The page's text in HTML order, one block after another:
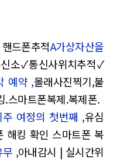
드폰추적A가상자산을
소✓통신사위치추적✓
예약 ,몰래사진찍기,불
.스마트폰복제.복제폰.
주 여정의 첫번째 ,유심
해킹 확인 스마트폰 복
무 ,아내감시 | 실시간위